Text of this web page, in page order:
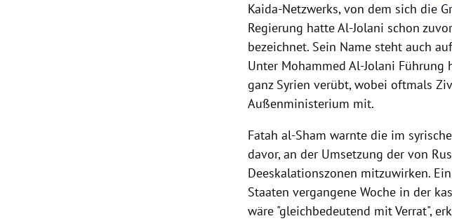
Kaida-Netzwerks, von dem sich die
Regierung hatte Al-Jolani schon
bezeichnet. Sein Name steht auch
Unter Mohammed Al-Jolani Führung
ganz Syrien verübt, wobei oftmals
Außenministerium mit.
Fatah al-Sham warnte die im
davor, an der Umsetzung der von
Deeskalationszonen mitzuwirken.
Staaten vergangene Woche in der
wäre "gleichbedeutend mit Verrat",